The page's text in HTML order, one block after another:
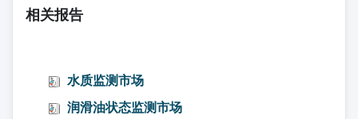
相关报告
水质监测市场
润滑油状态监测市场